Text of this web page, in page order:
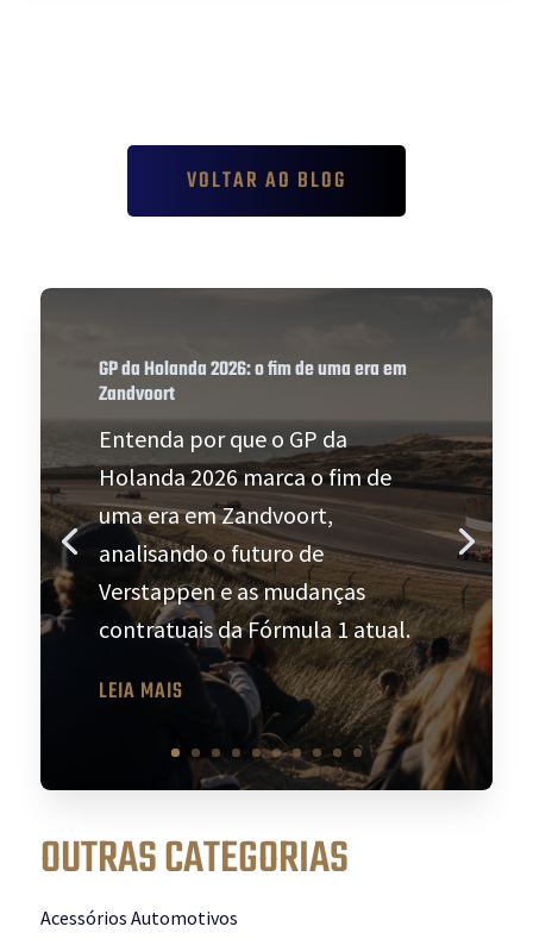
VOLTAR AO BLOG
GP da Holanda 2026: o fim de uma era em
Zandvoort
Entenda por que o GP da
Holanda 2026 marca o fim de
uma era em Zandvoort,
analisando o futuro de
Verstappen e as mudanças
contratuais da Fórmula 1 atual.
LEIA MAIS
OUTRAS CATEGORIAS
Acessórios Automotivos